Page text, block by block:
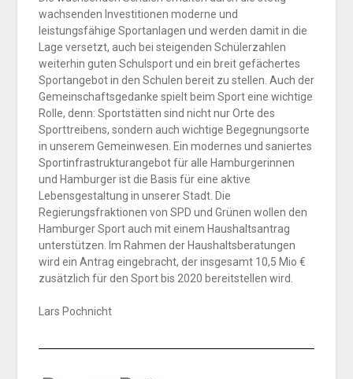
wachsenden Investitionen moderne und
leistungsfähige Sportanlagen und werden damit in die
Lage versetzt, auch bei steigenden Schülerzahlen
weiterhin guten Schulsport und ein breit gefächertes
Sportangebot in den Schulen bereit zu stellen. Auch der
Gemeinschaftsgedanke spielt beim Sport eine wichtige
Rolle, denn: Sportstätten sind nicht nur Orte des
Sporttreibens, sondern auch wichtige Begegnungsorte
in unserem Gemeinwesen. Ein modernes und saniertes
Sportinfrastrukturangebot für alle Hamburgerinnen
und Hamburger ist die Basis für eine aktive
Lebensgestaltung in unserer Stadt. Die
Regierungsfraktionen von SPD und Grünen wollen den
Hamburger Sport auch mit einem Haushaltsantrag
unterstützen. Im Rahmen der Haushaltsberatungen
wird ein Antrag eingebracht, der insgesamt 10,5 Mio €
zusätzlich für den Sport bis 2020 bereitstellen wird.
Lars Pochnicht